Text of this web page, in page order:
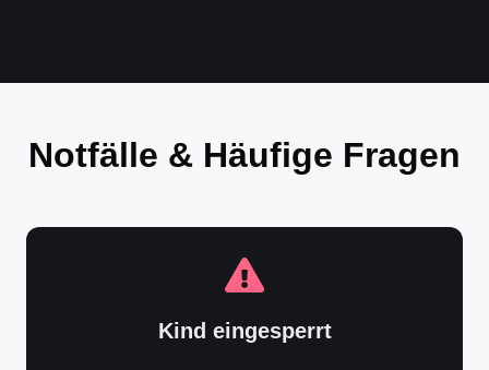
Notfälle & Häufige Fragen
Kind eingesperrt